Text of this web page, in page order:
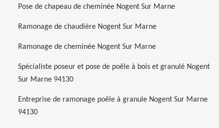
Pose de chapeau de cheminée Nogent Sur Marne
Ramonage de chaudière Nogent Sur Marne
Ramonage de cheminée Nogent Sur Marne
Spécialiste poseur et pose de poêle à bois et granulé Nogent
Sur Marne 94130
Entreprise de ramonage poêle à granule Nogent Sur Marne
94130